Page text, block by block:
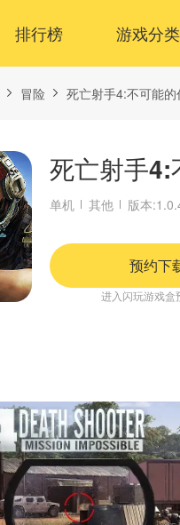
排行榜 游戏分类
冒险 死亡射手4:不可能的
死亡射手4:
单机 其他 版本
预约下
进入闪玩游戏盒